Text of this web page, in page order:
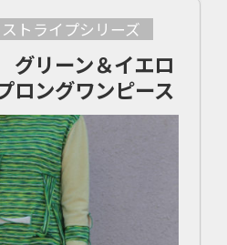
ストライプシリーズ
リーン＆イエロ
ングワンピース